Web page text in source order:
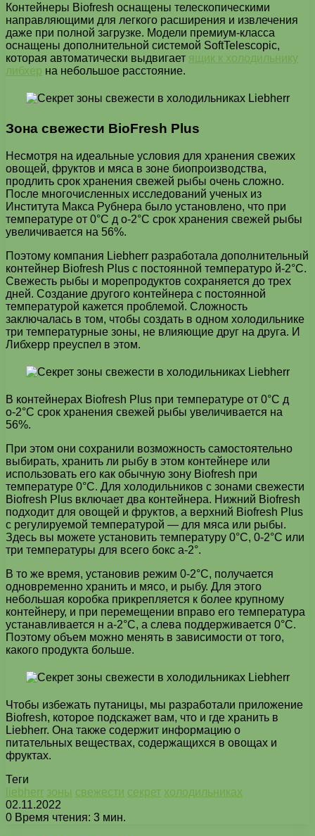
Контейнеры Biofresh оснащены телескопическими
направляющими для легкого расширения и извлечения
даже при полной загрузке. Модели премиум-класса
оснащены дополнительной системой SoftTelescopic,
которая автоматически выдвигает ящик к холодильнику
либхер на небольшое расстояние.
Зона свежести BioFresh Plus
Несмотря на идеальные условия для хранения свежих
овощей, фруктов и мяса в зоне биопроизводства,
продлить срок хранения свежей рыбы очень сложно.
После многочисленных исследований ученых из
Института Макса Рубнера было установлено, что при
температуре от 0°C д о-2°C срок хранения свежей рыбы
увеличивается на 56%.
Поэтому компания Liebherr разработала дополнительный
контейнер Biofresh Plus с постоянной температуро й-2°C.
Свежесть рыбы и морепродуктов сохраняется до трех
дней. Создание другого контейнера с постоянной
температурой кажется проблемой. Сложность
заключалась в том, чтобы создать в одном холодильнике
три температурные зоны, не влияющие друг на друга. И
Либхерр преуспел в этом.
В контейнерах Biofresh Plus при температуре от 0°C д
о-2°C срок хранения свежей рыбы увеличивается на
56%.
При этом они сохранили возможность самостоятельно
выбирать, хранить ли рыбу в этом контейнере или
использовать его как обычную зону Biofresh при
температуре 0°C. Для холодильников с зонами свежести
Biofresh Plus включает два контейнера. Нижний Biofresh
подходит для овощей и фруктов, а верхний Biofresh Plus
с регулируемой температурой — для мяса или рыбы.
Здесь вы можете установить температуру 0°C, 0-2°C или
три температуры для всего бокс а-2°.
В то же время, установив режим 0-2°C, получается
одновременно хранить и мясо, и рыбу. Для этого
небольшая коробка прикрепляется к более крупному
контейнеру, и при перемещении вправо его температура
устанавливается н а-2°C, а слева поддерживается 0°C.
Поэтому объем можно менять в зависимости от того,
какого продукта больше.
Чтобы избежать путаницы, мы разработали приложение
Biofresh, которое подскажет вам, что и где хранить в
Liebherr. Она также содержит информацию о
питательных веществах, содержащихся в овощах и
фруктах.
Теги
liebherr зоны свежести секрет холодильниках
02.11.2022
0 Время чтения: 3 мин.